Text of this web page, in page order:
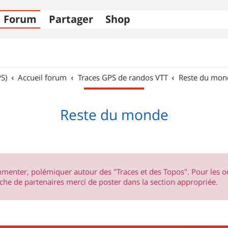
Forum Partager Shop
Accueil forum Traces GPS de randos VTT Reste du
Reste du monde
polémiquer autour des "Traces et des Topos". Pour les
de partenaires merci de poster dans la section appropriée.